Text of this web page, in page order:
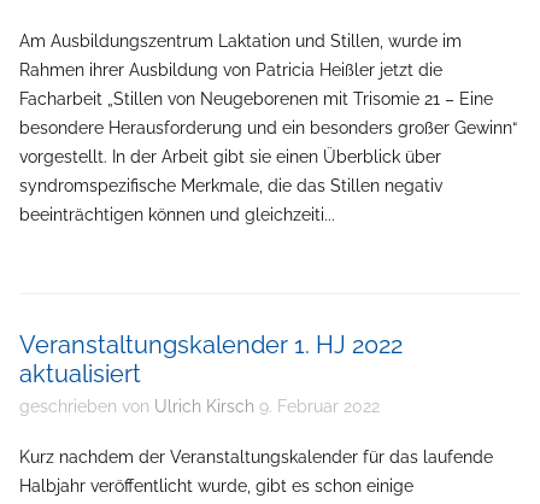
Am Ausbildungszentrum Laktation und Stillen, wurde im
Rahmen ihrer Ausbildung von Patricia Heißler jetzt die
Facharbeit „Stillen von Neugeborenen mit Trisomie 21 – Eine
besondere Herausforderung und ein besonders großer Gewinn“
vorgestellt. In der Arbeit gibt sie einen Überblick über
syndromspezifische Merkmale, die das Stillen negativ
beeinträchtigen können und gleichzeiti...
Veranstaltungskalender 1. HJ 2022
aktualisiert
geschrieben von Ulrich Kirsch 9. Februar 2022
Kurz nachdem der Veranstaltungskalender für das laufende
Halbjahr veröffentlicht wurde, gibt es schon einige